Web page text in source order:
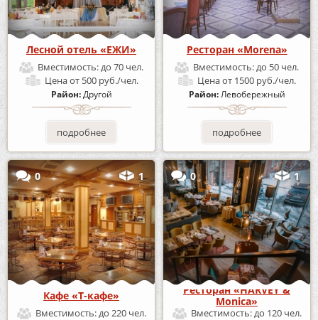
Лесной отель «ЕЖИ»
Вместимость:до 70 чел.
Ценаот 500 руб./чел.
Район:Другой
подробнее
Ресторан «Morena»
Вместимость:до 50 чел.
Ценаот 1500 руб./чел.
Район:Левобережный
подробнее
0 1
Кафе «Т-кафе»
Вместимость:до 220 чел.
0 1
Ресторан «HARVEY &
Monica»
Вместимость:до 120 чел.